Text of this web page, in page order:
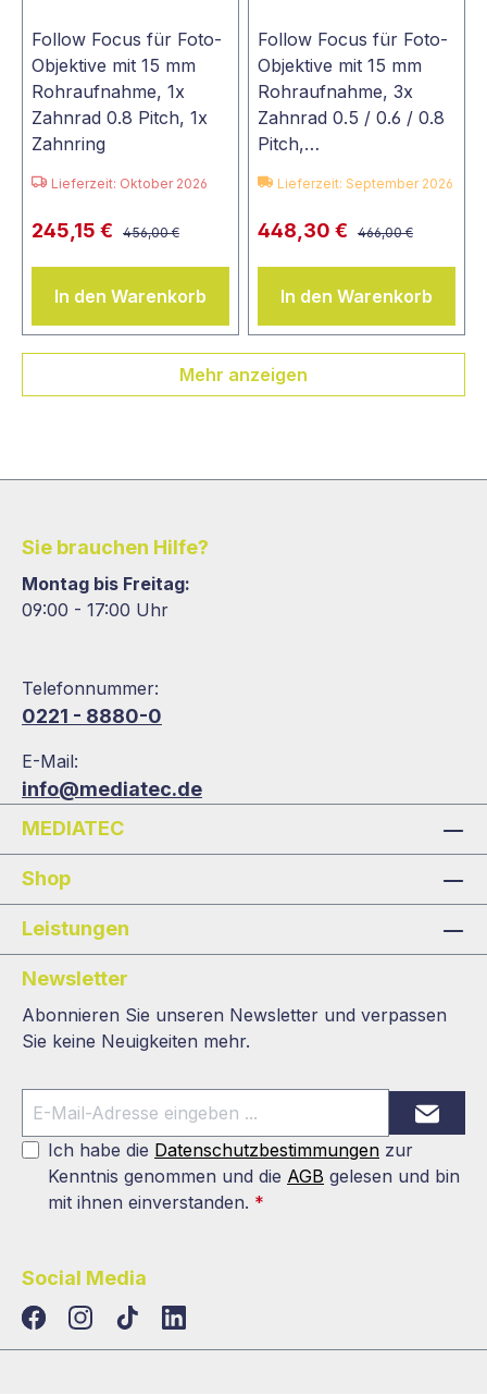
Follow Focus für Foto-
Objektive mit 15 mm
Rohraufnahme, 1x
Zahnrad 0.8 Pitch, 1x
Zahnring
Lieferzeit: Oktober 2026
245,15 € 456,00 €
In den Warenkorb
Follow Focus für Foto-
Objektive mit 15 mm
Rohraufnahme, 3x
Zahnrad 0.5 / 0.6 / 0.8
Pitch,…
Lieferzeit: September 2026
448,30 € 466,00 €
In den Warenkorb
Mehr anzeigen
Sie brauchen Hilfe?
Montag bis Freitag:
09:00 - 17:00 Uhr
Telefonnummer:
0221 - 8880-0
E-Mail:
info@mediatec.de
MEDIATEC
Shop
Leistungen
Newsletter
Abonnieren Sie unseren Newsletter und verpassen
Sie keine Neuigkeiten mehr.
Ich habe die Datenschutzbestimmungen zur
Kenntnis genommen und die AGB gelesen und bin
mit ihnen einverstanden. *
Social Media
TikTokLinkedIn